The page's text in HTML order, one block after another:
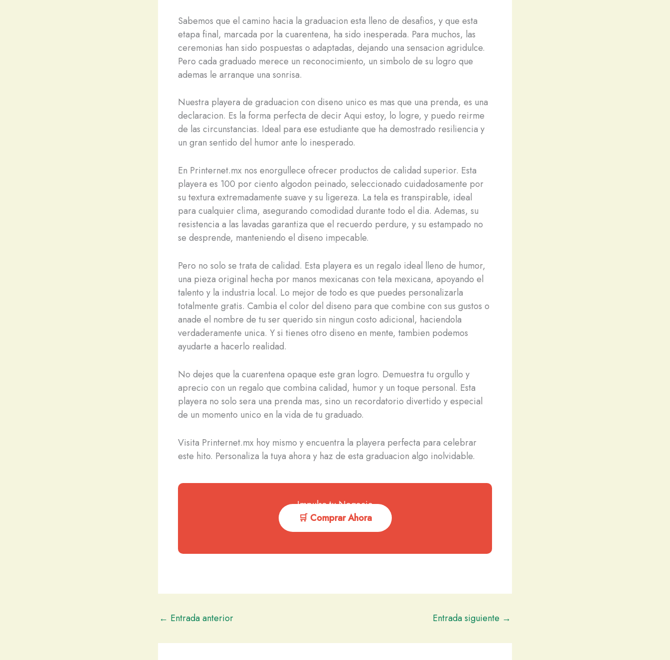
Sabemos que el camino hacia la graduacion esta lleno de desafios, y que esta
etapa final, marcada por la cuarentena, ha sido inesperada. Para muchos, las
ceremonias han sido pospuestas o adaptadas, dejando una sensacion agridulce.
Pero cada graduado merece un reconocimiento, un simbolo de su logro que
ademas le arranque una sonrisa.
Nuestra playera de graduacion con diseno unico es mas que una prenda, es una
declaracion. Es la forma perfecta de decir Aqui estoy, lo logre, y puedo reirme
de las circunstancias. Ideal para ese estudiante que ha demostrado resiliencia y
un gran sentido del humor ante lo inesperado.
En Printernet.mx nos enorgullece ofrecer productos de calidad superior. Esta
playera es 100 por ciento algodon peinado, seleccionado cuidadosamente por
su textura extremadamente suave y su ligereza. La tela es transpirable, ideal
para cualquier clima, asegurando comodidad durante todo el dia. Ademas, su
resistencia a las lavadas garantiza que el recuerdo perdure, y su estampado no
se desprende, manteniendo el diseno impecable.
Pero no solo se trata de calidad. Esta playera es un regalo ideal lleno de humor,
una pieza original hecha por manos mexicanas con tela mexicana, apoyando el
talento y la industria local. Lo mejor de todo es que puedes personalizarla
totalmente gratis. Cambia el color del diseno para que combine con sus gustos o
anade el nombre de tu ser querido sin ningun costo adicional, haciendola
verdaderamente unica. Y si tienes otro diseno en mente, tambien podemos
ayudarte a hacerlo realidad.
No dejes que la cuarentena opaque este gran logro. Demuestra tu orgullo y
aprecio con un regalo que combina calidad, humor y un toque personal. Esta
playera no solo sera una prenda mas, sino un recordatorio divertido y especial
de un momento unico en la vida de tu graduado.
Visita Printernet.mx hoy mismo y encuentra la playera perfecta para celebrar
este hito. Personaliza la tuya ahora y haz de esta graduacion algo inolvidable.
Impulsa tu Negocio
🛒 Comprar Ahora
← Entrada anterior Entrada siguiente →